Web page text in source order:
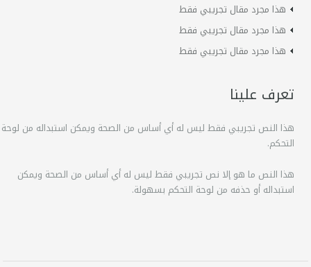
هذا مجرد مقال تجريبي فقط
هذا مجرد مقال تجريبي فقط
هذا مجرد مقال تجريبي فقط
تعرف علينا
هذا النص تجريبي فقط ليس له أي أساس من الصحة ويمكن استبداله من لوحة
التحكم.
هذا النص ما هو إلا نص تجريبي فقط ليس له أي أساس من الصحة ويمكن
استبداله أو حذفه من لوحة التحكم بسهولة.